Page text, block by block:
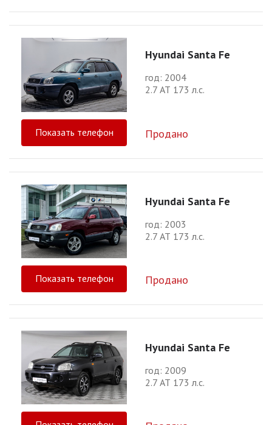
Hyundai Santa Fe
год: 2004
2.7 АТ 173 л.с.
Показать телефон Продано
Hyundai Santa Fe
год: 2003
2.7 АТ 173 л.с.
Показать телефон Продано
Hyundai Santa Fe
год: 2009
2.7 АТ 173 л.с.